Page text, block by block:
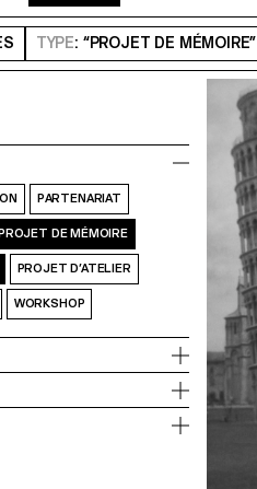
TYPE: “PROJET DE MÉMOIRE”
PARTENARIAT
DE MÉMOIRE
PROJET D’ATELIER
WORKSHOP